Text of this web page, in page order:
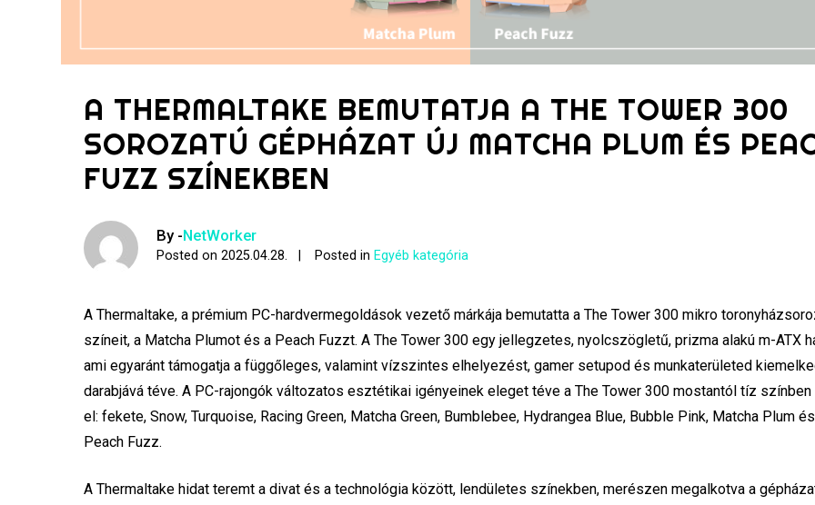
A THERMALTAKE BEMUTATJA A THE TOWER 300
SOROZATÚ GÉPHÁZAT ÚJ MATCHA PLUM ÉS
FUZZ SZÍNEKBEN
By -NetWorker
Posted on2025.04.28. Posted in Egyéb kategória
A Thermaltake, a prémium PC-hardvermegoldások vezető márkája bemutatta a The Tower 300 mikro
színeit, a Matcha Plumot és a Peach Fuzzt. A The Tower 300 egy jellegzetes, nyolcszögletű, prizma alakú m-ATX
ami egyaránt támogatja a függőleges, valamint vízszintes elhelyezést, gamer setupod és munkaterületed
darabjává téve. A PC-rajongók változatos esztétikai igényeinek eleget téve a The Tower 300 mostantól tíz színben
el: fekete, Snow, Turquoise, Racing Green, Matcha Green, Bumblebee, Hydrangea Blue, Bubble Pink, Matcha Plum és
Peach Fuzz.
A Thermaltake hidat teremt a divat és a technológia között, lendületes színekben, merészen megalkotva a